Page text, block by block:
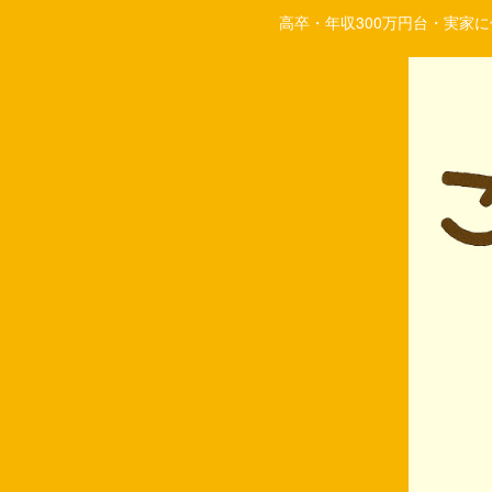
高卒・年収300万円台・実家